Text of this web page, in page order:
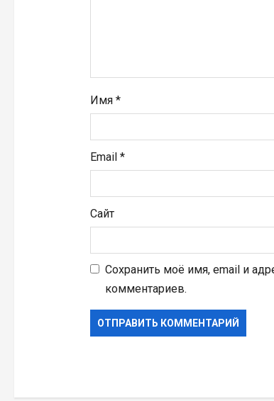
я
м
Имя *
Email *
Сайт
Сохранить моё имя, email и
комментариев.